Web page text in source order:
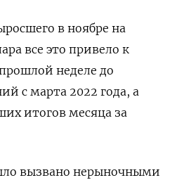
в ноябре на
все это привело к
неделе до
с марта 2022 года, а
итогов месяца за
вызвано нерыночными